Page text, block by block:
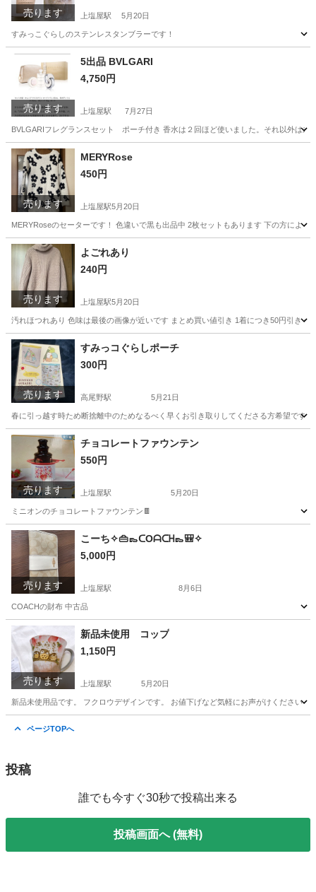
売ります 上塩屋駅 5月20日
すみっこぐらしのステンレスタンブラーです！
鹿児島 鹿児島市
売ります
5出品 BVLGARI
4,750円
上塩屋駅 7月27日
BVLGARIフレグランスセット ポーチ付き 香水は２回ほど使いました。それ以外は未
鹿児島 鹿児島市
売ります
MERYRose
450円
上塩屋駅5月20日
MERYRoseのセーターです！ 色違いで黒も出品中 2枚セットもあります 下の方によく
鹿児島 鹿児島市 上塩屋駅
売ります
よごれあり
240円
上塩屋駅5月20日
汚れほつれあり 色味は最後の画像が近いです まとめ買い値引き 1着につき50円引き
鹿児島 鹿児島市 上塩屋駅 セーター
売ります
すみっコぐらしポーチ
300円
高尾野駅 5月21日
春に引っ越す時ため断捨離中のためなるべく早くお引き取りしてくださる方希望です
鹿児島 出水市 マタニティ用品
売ります
チョコレートファウンテン
550円
上塩屋駅 5月20日
ミニオンのチョコレートファウンテン🍫
鹿児島 鹿児島市 上塩屋駅 キッチン家電
チョコレートファウンテン
売ります
こーち✧👜👞ᑕOᗩᑕᕼ👞🎒✧
5,000円
上塩屋駅 8月6日
COACHの財布 中古品
鹿児島 鹿児島市 上塩屋駅 その他
売ります
新品未使用 コップ
1,150円
上塩屋駅 5月20日
新品未使用品です。 フクロウデザインです。 お値下げなど気軽にお声がけください！
ページTOPへ
投稿
誰でも今すぐ30秒で投稿出来る
投稿画面へ (無料)